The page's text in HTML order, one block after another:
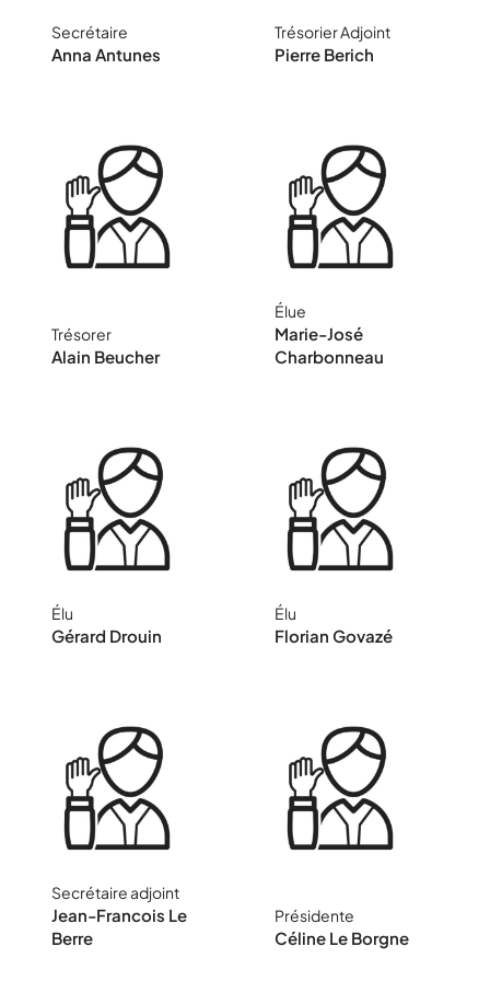
Enseignante au Mans
Secrétaire
Anna Antunes
CPD EPS
Trésorier Adjoint
Pierre Berich
l'éducation
nationale
Trésorer
Alain Beucher
Enseignante à
Parigné l'évêque
Élue
Marie-José
Charbonneau
Retraité de
l'éducation
Élu
Gérard Drouin
Directeur à Yvré le
Pôlin
Élu
Florian Govazé
CPC EPS
Secrétaire adjoint
Jean-Francois Le
Berre
Présidente
Céline Le Borgne